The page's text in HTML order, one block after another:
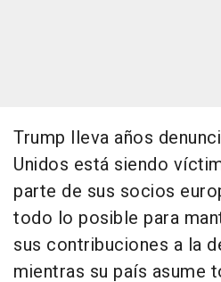
Trump lleva años
Unidos está siendo
parte de sus socios
todo lo posible para
sus contribuciones a la
mientras su país asume